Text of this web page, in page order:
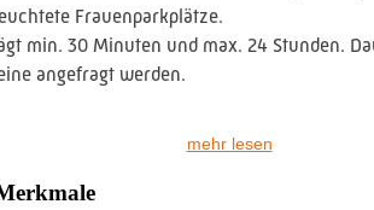
Frauenparkplätze.
min. 30 Minuten und max. 24 Stunden.
angefragt werden.
mehr lesen